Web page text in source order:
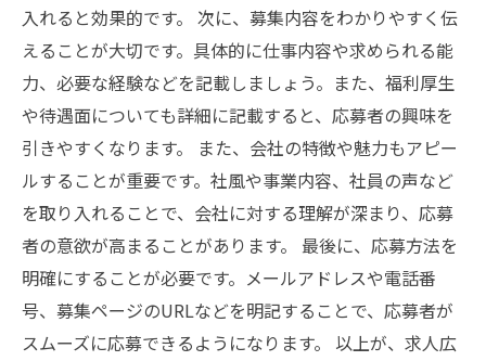
入れると効果的です。 次に、募集内容をわかりやすく伝
えることが大切です。具体的に仕事内容や求められる能
力、必要な経験などを記載しましょう。また、福利厚生
や待遇面についても詳細に記載すると、応募者の興味を
引きやすくなります。 また、会社の特徴や魅力もアピー
ルすることが重要です。社風や事業内容、社員の声など
を取り入れることで、会社に対する理解が深まり、応募
者の意欲が高まることがあります。 最後に、応募方法を
明確にすることが必要です。メールアドレスや電話番
号、募集ページのURLなどを明記することで、応募者が
スムーズに応募できるようになります。 以上が、求人広